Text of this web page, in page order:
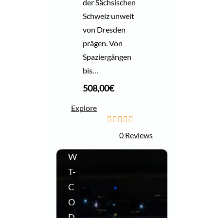
der Sächsischen
Schweiz unweit
von Dresden
prägen. Von
Spaziergängen
bis…
508,00€
Explore
u
0 Reviews
W
T-
C
O